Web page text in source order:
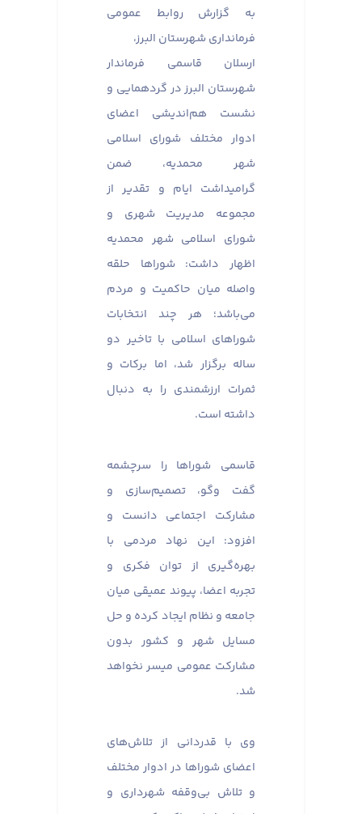
به گزارش روابط عمومی
فرمانداری شهرستان البرز،
ارسلان قاسمی فرماندار
شهرستان البرز در گردهمایی و
نشست هم‌اندیشی اعضای
ادوار مختلف شورای اسلامی
شهر محمدیه، ضمن
گرامیداشت ایام و تقدیر از
مجموعه مدیریت شهری و
شورای اسلامی شهر محمدیه
اظهار داشت: شوراها حلقه
واصله میان حاکمیت و مردم
می‌باشد؛ هر چند انتخابات
شوراهای اسلامی با تاخیر دو
ساله برگزار شد، اما برکات و
ثمرات ارزشمندی را به دنبال
داشته است.
قاسمی شوراها را سرچشمه
گفت وگو، تصمیم‌سازی و
مشارکت اجتماعی دانست و
افزود: این نهاد مردمی با
بهره‌گیری از توان فکری و
تجربه اعضا، پیوند عمیقی میان
جامعه و نظام ایجاد کرده و حل
مسایل شهر و کشور بدون
مشارکت عمومی میسر نخواهد
شد.
وی با قدردانی از تلاش‌های
اعضای شوراها در ادوار مختلف
و تلاش بی‌وقفه شهرداری و